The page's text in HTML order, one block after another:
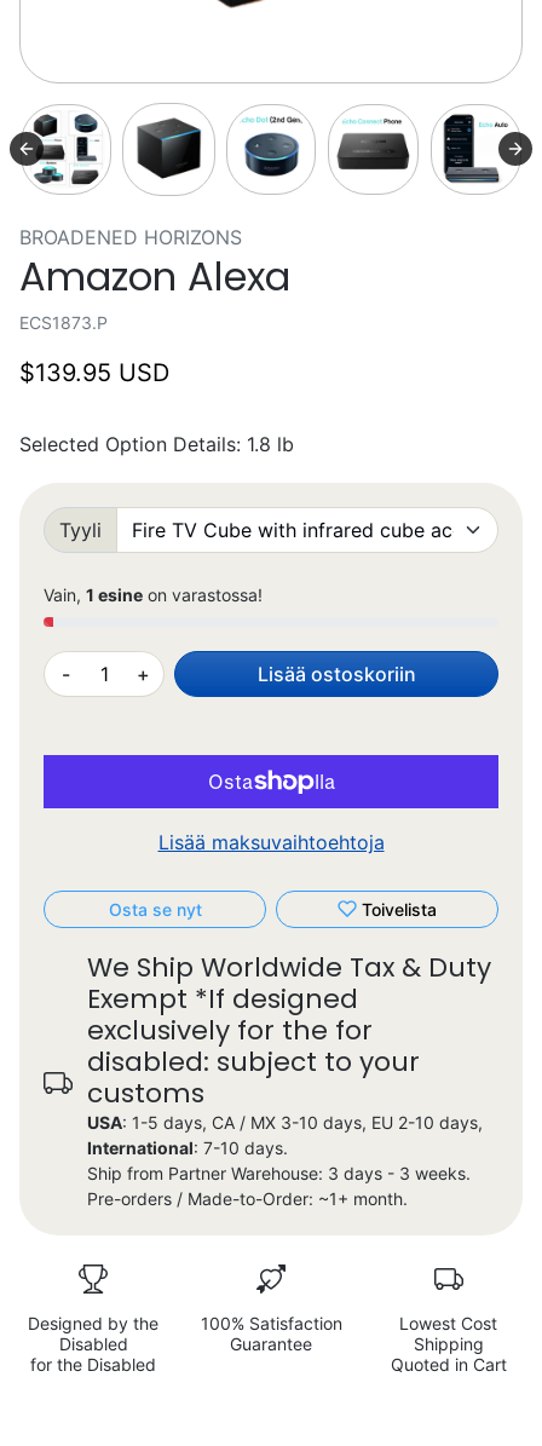
BROADENED HORIZONS
Amazon Alexa
ECS1873.P
$139.95 USD
Selected Option Details: 1.8 lb
Tyyli
Vain, 1 esine on varastossa!
- + Lisää ostoskoriin
Lisää maksuvaihtoehtoja
Osta se nyt Toivelista
We Ship Worldwide Tax & Duty
Exempt *If designed
exclusively for the for
disabled: subject to your
customs
USA: 1-5 days, CA / MX 3-10 days, EU 2-10 days,
International: 7-10 days.
Ship from Partner Warehouse: 3 days - 3 weeks.
Pre-orders / Made-to-Order: ~1+ month.
Designed by the
Disabled
for the Disabled
100% Satisfaction
Guarantee
Lowest Cost
Shipping
Quoted in Cart